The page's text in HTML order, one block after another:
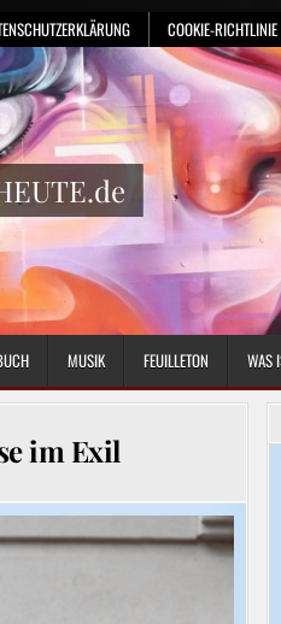
COOKIE-
MUSIK FEUILLETON WAS
im Exil